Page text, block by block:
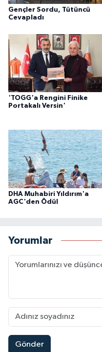
Gençler Sordu, Tütüncü
Cevapladı
'TOGG'a Rengini Finike
Portakalı Versin'
DHA Muhabiri Yıldırım'a
AGC'den Ödül
Yorumlar
Gönder